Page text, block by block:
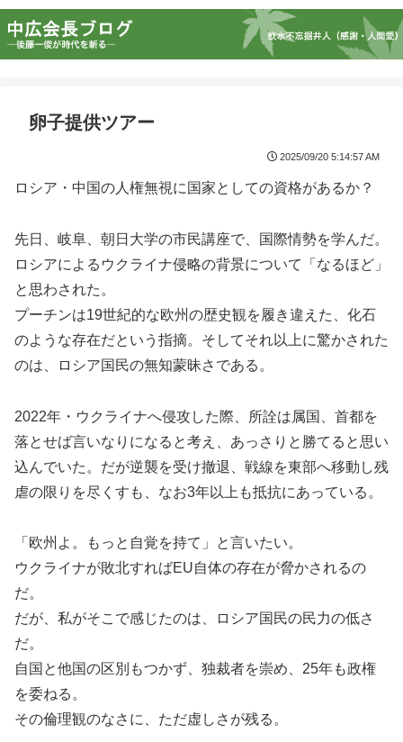
卵子提供ツアー
2025/09/20 5:14:57 AM
ロシア・中国の人権無視に国家としての資格があるか？
先日、岐阜、朝日大学の市民講座で、国際情勢を学んだ。
ロシアによるウクライナ侵略の背景について「なるほど」
と思わされた。
プーチンは19世紀的な欧州の歴史観を履き違えた、化石
のような存在だという指摘。そしてそれ以上に驚かされた
のは、ロシア国民の無知蒙昧さである。
2022年・ウクライナへ侵攻した際、所詮は属国、首都を
落とせば言いなりになると考え、あっさりと勝てると思い
込んでいた。だが逆襲を受け撤退、戦線を東部へ移動し残
虐の限りを尽くすも、なお3年以上も抵抗にあっている。
「欧州よ。もっと自覚を持て」と言いたい。
ウクライナが敗北すればEU自体の存在が脅かされるの
だ。
だが、私がそこで感じたのは、ロシア国民の民力の低さ
だ。
自国と他国の区別もつかず、独裁者を崇め、25年も政権
を委ねる。
その倫理観のなさに、ただ虚しさが残る。